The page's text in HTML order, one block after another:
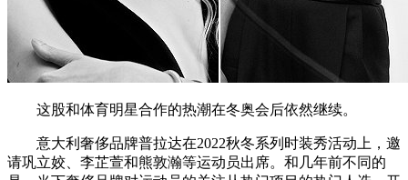
这股和体育明星合作的热潮在冬奥会后依然继续。
意大利奢侈品牌普拉达在2022秋冬系列时装秀活动上，邀
请巩立姣、李芷萱和熊敦瀚等运动员出席。和几年前不同的